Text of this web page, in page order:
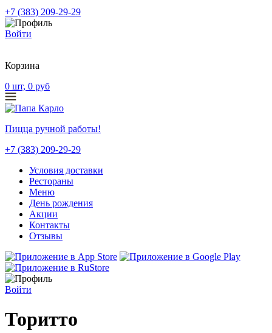
+7 (383) 209-29-29
Войти
Корзина
0 шт, 0 руб
Пицца ручной работы!
+7 (383) 209-29-29
Условия доставки
Рестораны
Меню
День рождения
Акции
Контакты
Отзывы
Войти
Торитто